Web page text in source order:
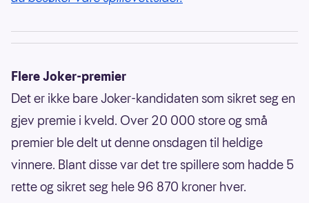
Flere Joker-premier
Det er ikke bare Joker-kandidaten som sikret seg en
gjev premie i kveld. Over 20 000 store og små
premier ble delt ut denne onsdagen til heldige
vinnere. Blant disse var det tre spillere som hadde 5
rette og sikret seg hele 96 870 kroner hver.